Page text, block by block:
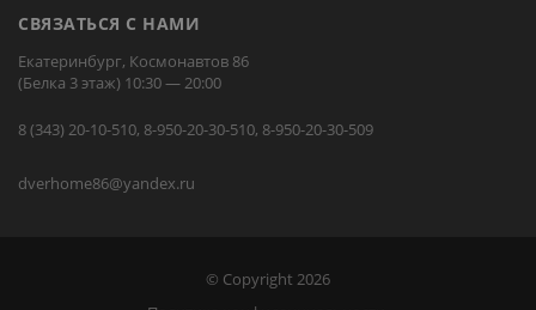
СВЯЗАТЬСЯ С НАМИ
Екатеринбург, Космонавтов 86
(Белка 3 этаж) 10:30 — 20:00
8 (343) 20-10-510, 8-950-20-30-510, 8-950-20-30-509
dverhome86@yandex.ru
© Copyright 2026